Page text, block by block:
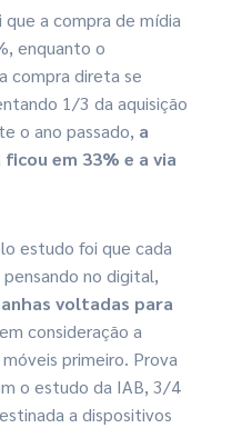
a compra de mídia
enquanto o
compra direta se
1/3 da aquisição
o ano passado, a
em 33% e a via
estudo foi que cada
no digital,
voltadas para
consideração a
primeiro. Prova
o estudo da IAB, 3/4
a dispositivos